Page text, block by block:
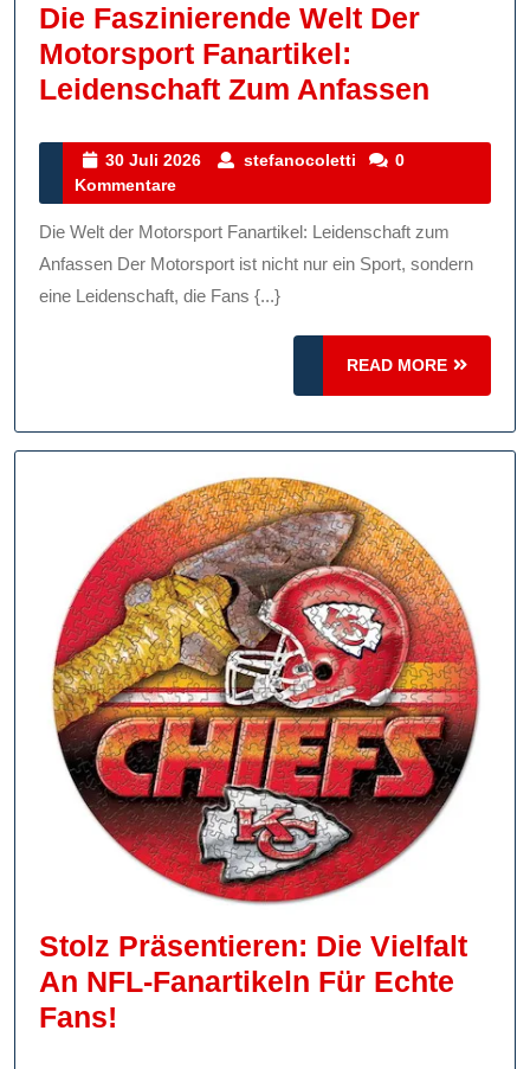
Die Faszinierende Welt Der
Motorsport Fanartikel:
Leidenschaft Zum Anfassen
Zum
30 Juli 2026
30
2026
stefanocoletti stefanocoletti
0
Kommentare
Die Welt der Motorsport Fanartikel: Leidenschaft zum
Anfassen Der Motorsport ist nicht nur ein Sport, sondern
eine Leidenschaft, die Fans {...}
READ MORE
READ
MORE
Stolz Präsentieren: Die Vielfalt
An NFL-Fanartikeln Für Echte
Fans!